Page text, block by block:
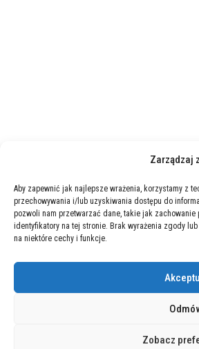
Zarządzaj
Aby zapewnić jak najlepsze wrażenia, korzystamy z
przechowywania i/lub uzyskiwania dostępu do
pozwoli nam przetwarzać dane, takie jak
identyfikatory na tej stronie. Brak wyrażenia zgody
na niektóre cechy i funkcje.
Zobacz